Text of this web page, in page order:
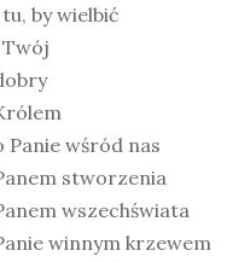
by wielbić
Panie wśród nas
stworzenia
wszechświata
winnym krzewem